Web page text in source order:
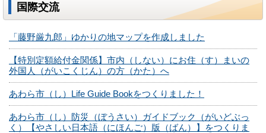
国際交流
「藤野厳九郎」ゆかりの地マップを作成しました
【特別定額給付金関係】市内（しない）にお住（す）まいの
外国人（がいこくじん）の方（かた）へ
あわら市（し）Life Guide Bookをつくりました！
あわら市（し）防災（ぼうさい）ガイドブック（がいどぶっ
く）【やさしい日本語（にほんご）版（ばん）】をつくりま